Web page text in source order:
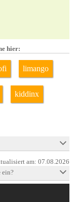
hier:
limango
kiddinx
am:07.08.2026
ein?